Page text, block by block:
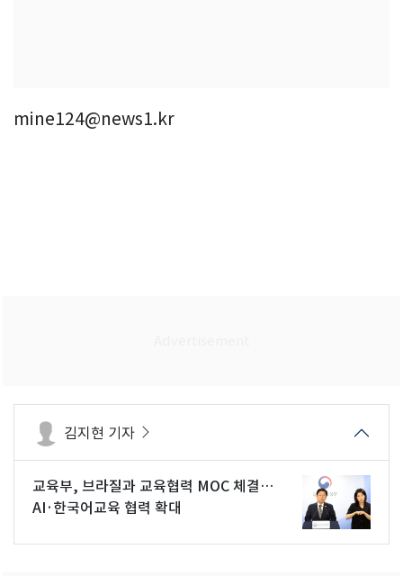
mine124@news1.kr
김지현 기자
교육부, 브라질과 교육협력 MOC 체결…
AI·한국어교육 협력 확대